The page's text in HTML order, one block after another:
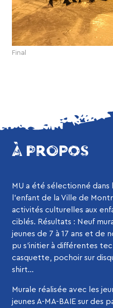
Final
À PROPOS
MU a été sélectionné
l’enfant de la Ville de
activités culturelles aux
ciblés. Résultats : Neuf
jeunes de 7 à 17 ans et de
pu s’initier à différentes
casquette, pochoir sur
shirt…
Murale réalisée avec les
jeunes A-MA-BAIE sur des